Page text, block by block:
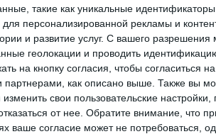
такие как уникальные
персонализированной рекламы и
и развитие услуг. С вашего
геолокации и проводить
на кнопку согласия, чтобы согласиться
как описано выше. Также вы
свои пользовательские
от нее. Обратите внимание, что
ваше согласие может не потребоваться,